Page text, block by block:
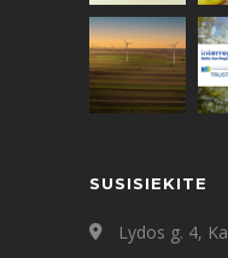
SUSISIEKITE
Lydos g. 4,